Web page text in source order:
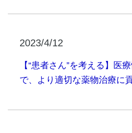
2023/4/12
【“患者さん”を考える】医
で、より適切な薬物治療に